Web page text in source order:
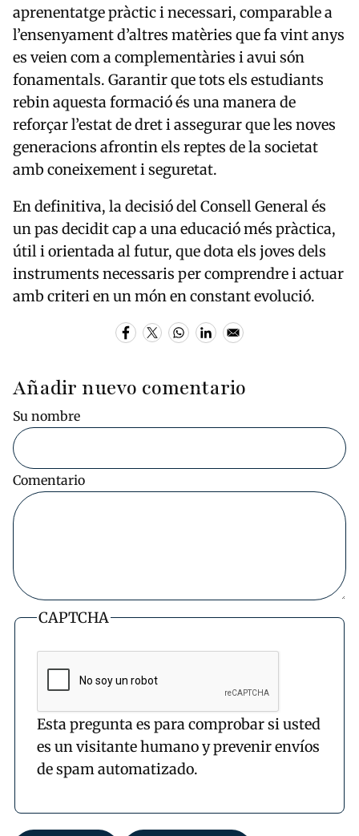
aprenentatge pràctic i necessari, comparable a
l’ensenyament d’altres matèries que fa vint anys
es veien com a complementàries i avui són
fonamentals. Garantir que tots els estudiants
rebin aquesta formació és una manera de
reforçar l’estat de dret i assegurar que les noves
generacions afrontin els reptes de la societat
amb coneixement i seguretat.
En definitiva, la decisió del Consell General és
un pas decidit cap a una educació més pràctica,
útil i orientada al futur, que dota els joves dels
instruments necessaris per comprendre i actuar
amb criteri en un món en constant evolució.
Añadir nuevo comentario
Su nombre
Comentario
CAPTCHA
Esta pregunta es para comprobar si usted
es un visitante humano y prevenir envíos
de spam automatizado.